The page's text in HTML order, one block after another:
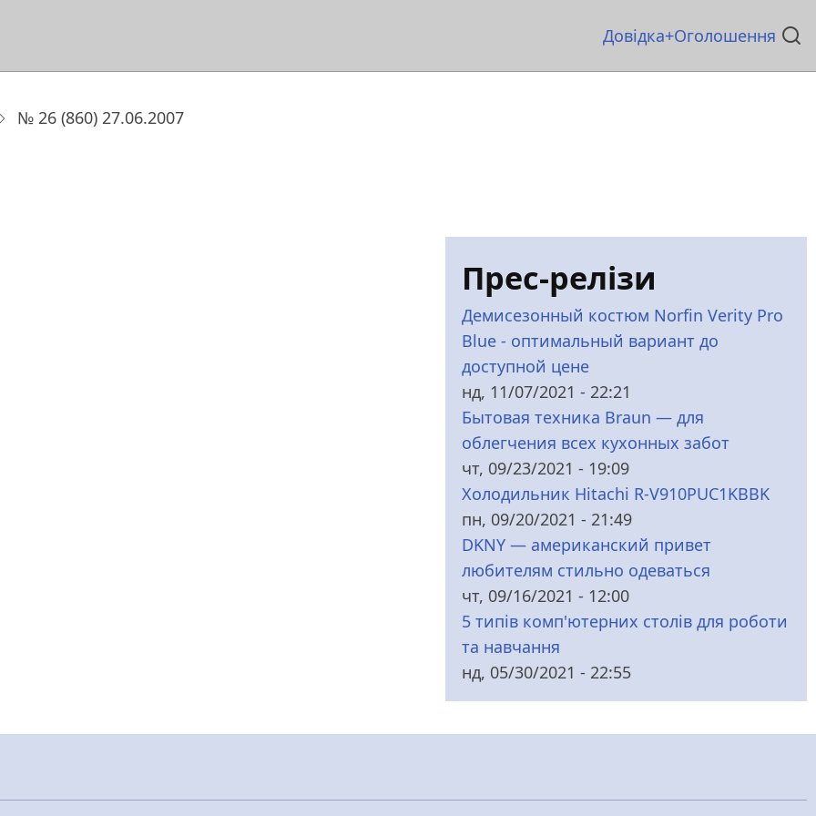
Основна
Довідка Оголошення
№ 26 (860) 27.06.2007
Прес-релізи
Демисезонный костюм Norfin Verity Pro
Blue - оптимальный вариант до
доступной цене
нд, 11/07/2021 - 22:21
Бытовая техника Braun — для
облегчения всех кухонных забот
чт, 09/23/2021 - 19:09
Холодильник Hitachi R-V910PUC1KBBK
пн, 09/20/2021 - 21:49
DKNY — американский привет
любителям стильно одеваться
чт, 09/16/2021 - 12:00
5 типів комп'ютерних столів для роботи
та навчання
нд, 05/30/2021 - 22:55